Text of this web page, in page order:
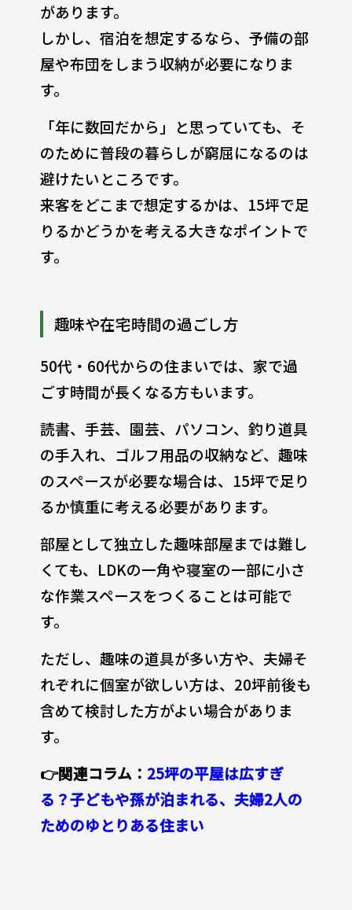
があります。
しかし、宿泊を想定するなら、予備の部
屋や布団をしまう収納が必要になりま
す。
「年に数回だから」と思っていても、そ
のために普段の暮らしが窮屈になるのは
避けたいところです。
来客をどこまで想定するかは、15坪で足
りるかどうかを考える大きなポイントで
す。
趣味や在宅時間の過ごし方
50代・60代からの住まいでは、家で過
ごす時間が長くなる方もいます。
読書、手芸、園芸、パソコン、釣り道具
の手入れ、ゴルフ用品の収納など、趣味
のスペースが必要な場合は、15坪で足り
るか慎重に考える必要があります。
部屋として独立した趣味部屋までは難し
くても、LDKの一角や寝室の一部に小さ
な作業スペースをつくることは可能で
す。
ただし、趣味の道具が多い方や、夫婦そ
れぞれに個室が欲しい方は、20坪前後も
含めて検討した方がよい場合がありま
す。
👉関連コラム： 25坪の平屋は広すぎ
る？子どもや孫が泊まれる、夫婦2人の
ためのゆとりある住まい